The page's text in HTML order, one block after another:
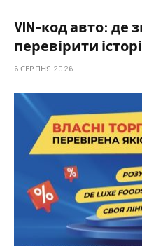
VIN-код авто: де
перевірити
6 СЕРПНЯ 2026